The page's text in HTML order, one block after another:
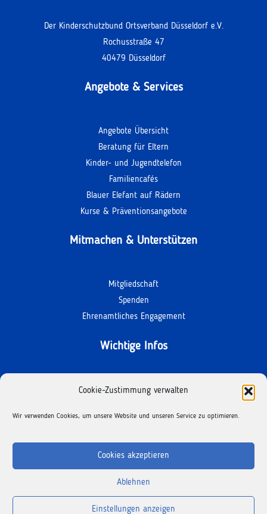
Cookie-Zustimmung verwalten
Wir verwenden Cookies, um unsere Website und unseren Service zu optimieren.
Cookies akzeptieren
Ablehnen
Einstellungen anzeigen
Der Kinderschutzbund Ortsverband Düsseldorf e.V.
Rochusstraße 47
40479 Düsseldorf
Angebote & Services
Angebote Übersicht
Beratung für Eltern
Kinder- und Jugendtelefon
Familiencafés
Blauer Elefant auf Rädern
Kurse & Präventionsangebote
Mitmachen & Unterstützen
Mitgliedschaft
Spenden
Ehrenamtliches Engagement
Wichtige Infos
Kontakt
Facebook
Instagram
Copyright © 2025 Der Kinderschutzbund |Impressum|Datenschutz|